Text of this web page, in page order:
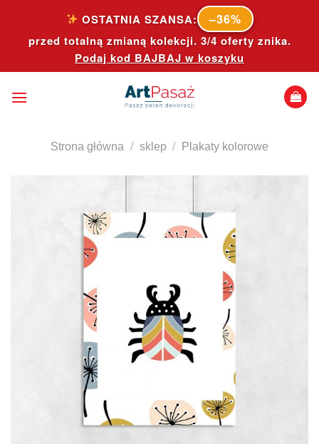
content
OSTATNIA SZANSA: –36%
przed totalną zmianą kolekcji. 3/4 oferty znika.
Podaj kod BAJBAJ w koszyku
Strona główna / sklep / Plakaty kolorowe